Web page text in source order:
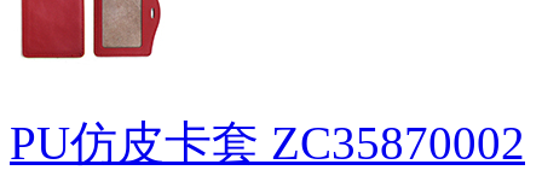
PU仿皮卡套 ZC35870002